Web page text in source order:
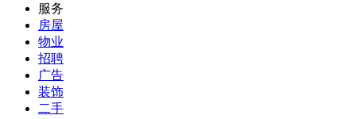
服务
房屋
物业
招聘
广告
装饰
二手